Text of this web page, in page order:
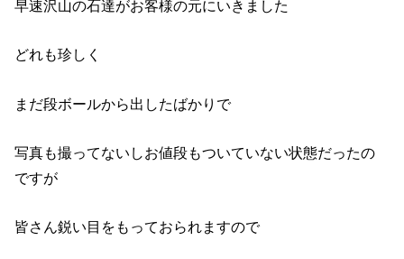
早速沢山の石達がお客様の元にいきました
どれも珍しく
まだ段ボールから出したばかりで
写真も撮ってないしお値段もついていない状態だったの
ですが
皆さん鋭い目をもっておられますので